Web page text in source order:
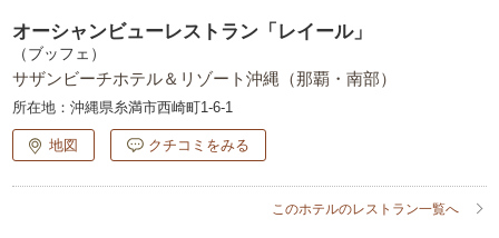
オーシャンビューレストラン「レイール」
（ブッフェ）
サザンビーチホテル＆リゾート沖縄（那覇・南部）
所在地：沖縄県糸満市西崎町1-6-1
地図 クチコミをみる
このホテルのレストラン一覧へ